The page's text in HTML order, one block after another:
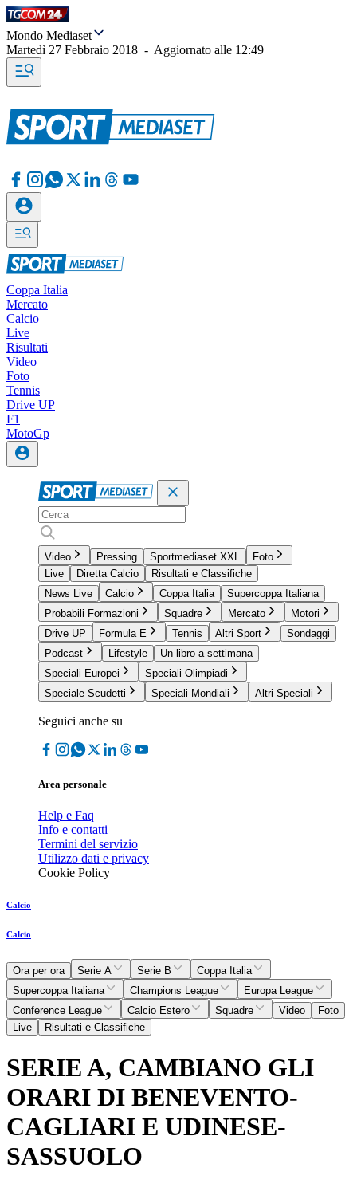
Mondo Mediaset
Martedì 27 Febbraio 2018 - Aggiornato alle 12:49
Coppa Italia
Mercato
Calcio
Live
Risultati
Video
Foto
Tennis
Drive UP
F1
MotoGp
Video Pressing Sportmediaset XXL
Foto
Live
Diretta Calcio
Risultati e Classifiche
News Live
Calcio Coppa Italia
Supercoppa Italiana
Probabili Formazioni
Squadre Mercato
Motori
Drive UP
Formula E Tennis Altri Sport
Sondaggi
Podcast
Lifestyle
Un libro a settimana
Speciali Europei
Speciali Olimpiadi
Speciale Scudetti
Speciali Mondiali Altri Speciali
Seguici anche su
Area personale
Help e Faq
Info e contatti
Termini del servizio
Utilizzo dati e privacy
Cookie Policy
Calcio
Calcio
Ora per ora Serie A Serie B
Coppa Italia
Supercoppa Italiana
Champions League
Europa League
Conference League
Calcio Estero Squadre Video
Foto
Live
Risultati e Classifiche
SERIE A, CAMBIANO GLI
ORARI DI BENEVENTO-
CAGLIARI E UDINESE-
SASSUOLO